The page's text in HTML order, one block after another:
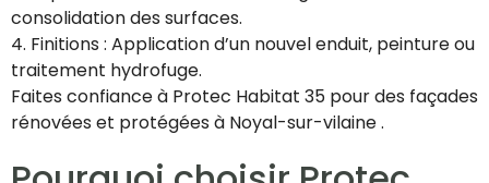
consolidation des surfaces.
4. Finitions : Application d’un nouvel enduit, peinture ou
traitement hydrofuge.
Faites confiance à Protec Habitat 35 pour des façades
rénovées et protégées à Noyal-sur-vilaine .